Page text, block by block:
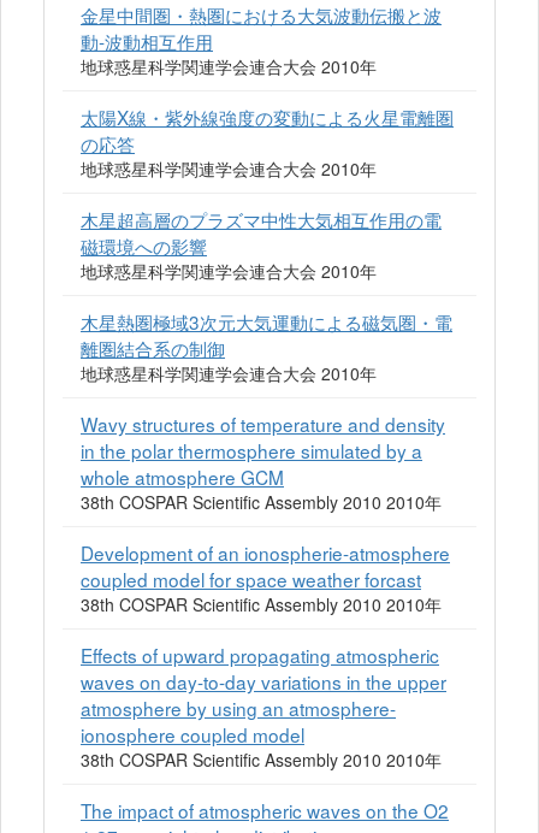
金星中間圏・熱圏における大気波動伝搬と波
動-波動相互作用
地球惑星科学関連学会連合大会 2010年
太陽X線・紫外線強度の変動による火星電離圏
の応答
地球惑星科学関連学会連合大会 2010年
木星超高層のプラズマ中性大気相互作用の電
磁環境への影響
地球惑星科学関連学会連合大会 2010年
木星熱圏極域3次元大気運動による磁気圏・電
離圏結合系の制御
地球惑星科学関連学会連合大会 2010年
Wavy structures of temperature and density
in the polar thermosphere simulated by a
whole atmosphere GCM
38th COSPAR Scientific Assembly 2010 2010年
Development of an ionospherie-atmosphere
coupled model for space weather forcast
38th COSPAR Scientific Assembly 2010 2010年
Effects of upward propagating atmospheric
waves on day-to-day variations in the upper
atmosphere by using an atmosphere-
ionosphere coupled model
38th COSPAR Scientific Assembly 2010 2010年
The impact of atmospheric waves on the O2